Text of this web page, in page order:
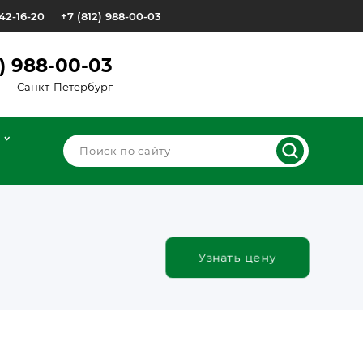
16-20 +7 (812) 988-00-03
988-00-03
Санкт-Петербург
Узнать цену